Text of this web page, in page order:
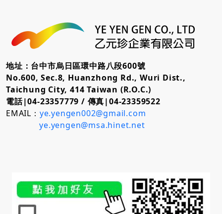
地址：台中市烏日區環中路八段600號
No.600, Sec.8, Huanzhong Rd., Wuri Dist.,
Taichung City, 414 Taiwan (R.O.C.)
電話|04-23357779 / 傳真|04-23359522
EMAIL： ye.yengen002@gmail.com
ye.yengen@msa.hinet.net